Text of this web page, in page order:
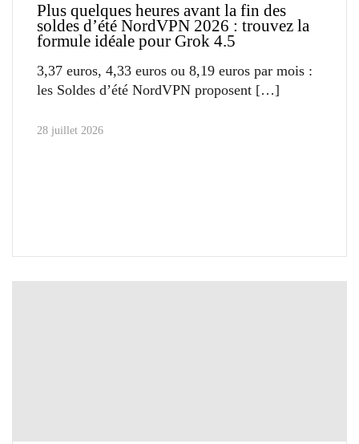
Plus quelques heures avant la fin des
soldes d’été NordVPN 2026 : trouvez la
formule idéale pour Grok 4.5
3,37 euros, 4,33 euros ou 8,19 euros par mois :
les Soldes d’été NordVPN proposent
28 juillet 2026